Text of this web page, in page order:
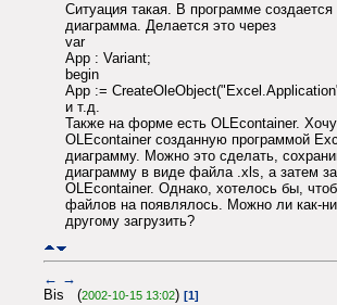
Ситуация такая. В программе
диаграмма. Делается это через
var
App : Variant;
begin
App :=
и т.д.
Также на форме есть OLEcontainer.
OLEcontainer созданную программой
диаграмму. Можно это сделать,
диаграмму в виде файла .xls, а затем
OLEcontainer. Однако, хотелось бы,
файлов на появлялось. Можно ли как-
другому загрузить?
← →
Bis (2002-10-15 13:02) [1]